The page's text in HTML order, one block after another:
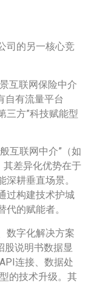
司的另一核心竞
互联网保险中介
自有流量平台
三方”科技赋能型
互联网中介”（如
其差异化优势在于
耕垂直场景。
过构建技术护城
的赋能者。
数字化解决方案
股说明书数据显
连接、数据处
的技术升级。其